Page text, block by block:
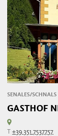
SENALES/SCHNALS
GASTHOF
T+39 351 7537757